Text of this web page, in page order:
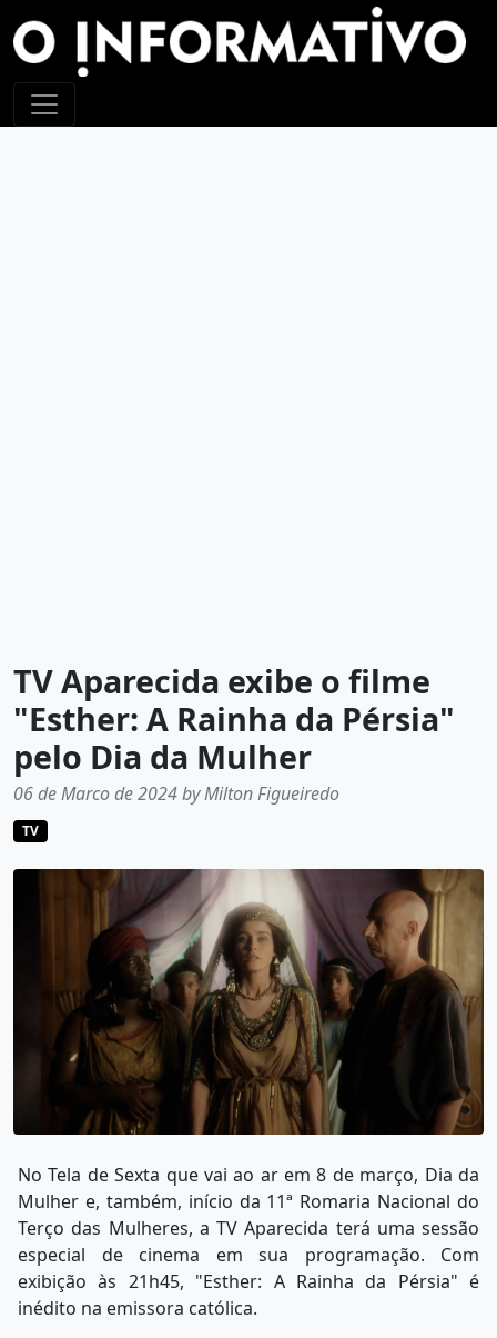
TV Aparecida exibe o filme
"Esther: A Rainha da Pérsia"
pelo Dia da Mulher
06 de Marco de 2024 by Milton Figueiredo
TV
No Tela de Sexta que vai ao ar em 8 de março, Dia da
Mulher e, também, início da 11ª Romaria Nacional do
Terço das Mulheres, a TV Aparecida terá uma sessão
especial de cinema em sua programação. Com
exibição às 21h45, "Esther: A Rainha da Pérsia" é
inédito na emissora católica.